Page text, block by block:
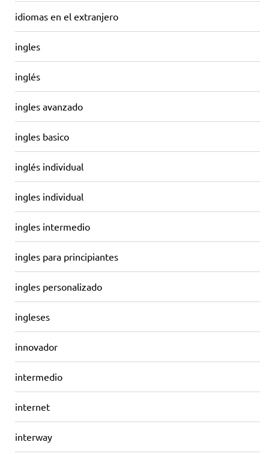
idiomas en el extranjero
ingles
inglés
ingles avanzado
ingles basico
inglés individual
ingles individual
ingles intermedio
ingles para principiantes
ingles personalizado
ingleses
innovador
intermedio
internet
interway